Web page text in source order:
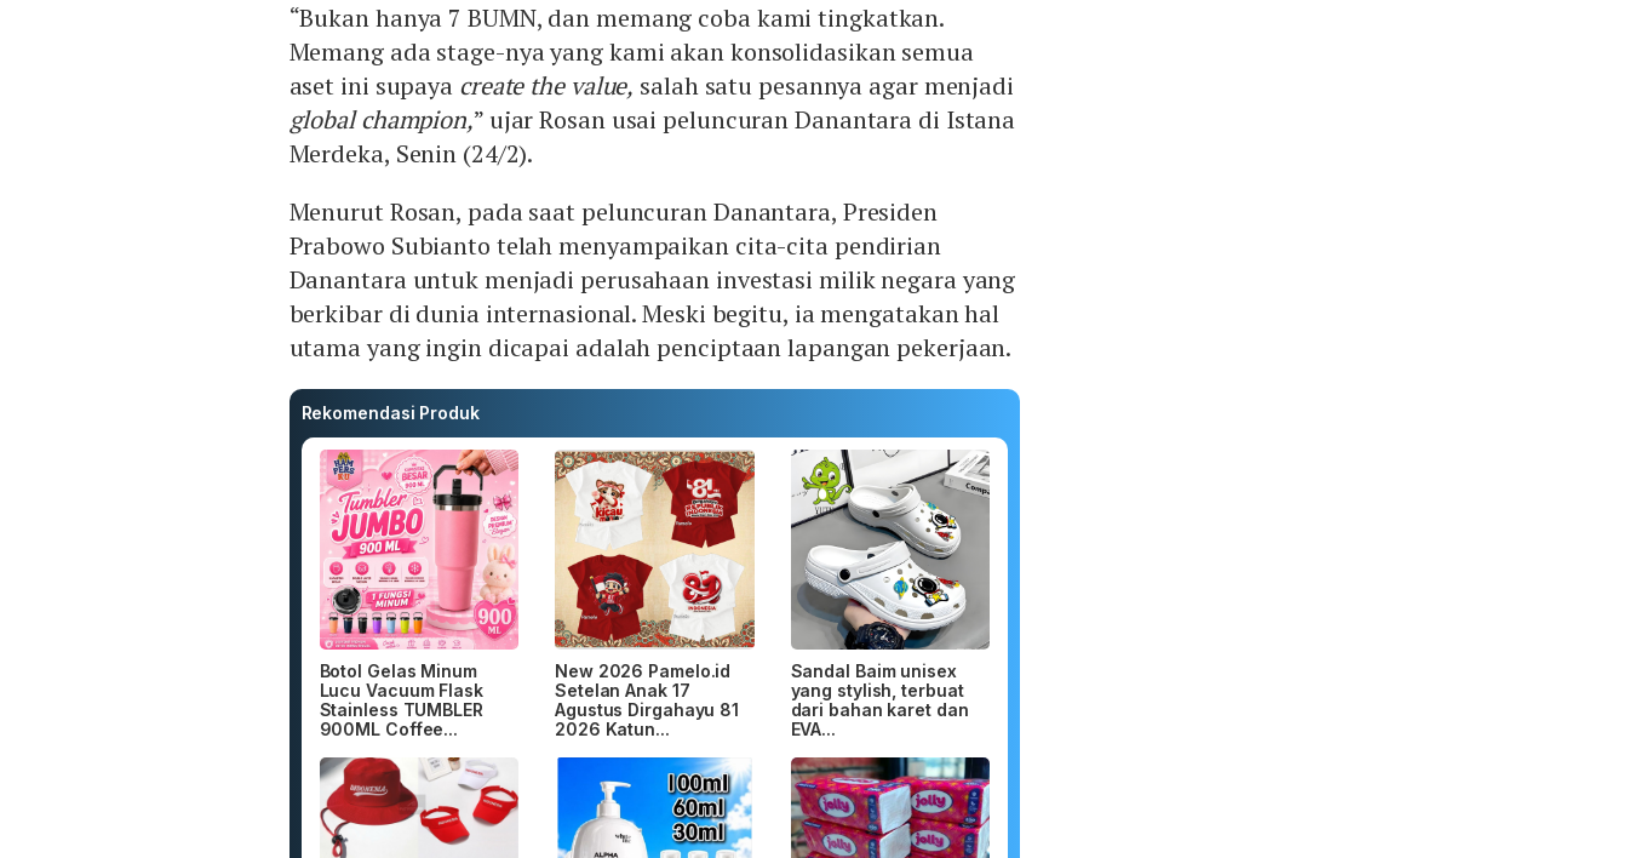
“Bukan hanya 7 BUMN, dan memang coba kami tingkatkan.
Memang ada stage-nya yang kami akan konsolidasikan semua
aset ini supaya create the value, salah satu pesannya agar menjadi
global champion,” ujar Rosan usai peluncuran Danantara di Istana
Merdeka, Senin (24/2).
Menurut Rosan, pada saat peluncuran Danantara, Presiden
Prabowo Subianto telah menyampaikan cita-cita pendirian
Danantara untuk menjadi perusahaan investasi milik negara yang
berkibar di dunia internasional. Meski begitu, ia mengatakan hal
utama yang ingin dicapai adalah penciptaan lapangan pekerjaan.
Rekomendasi Produk
Botol Gelas Minum
Lucu Vacuum Flask
Stainless TUMBLER
900ML Coffee...
New 2026 Pamelo.id
Setelan Anak 17
Agustus Dirgahayu 81
2026 Katun...
Sandal Baim unisex
yang stylish, terbuat
dari bahan karet dan
EVA...